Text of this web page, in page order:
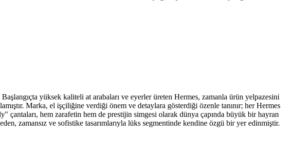
yüksek kaliteli at arabaları ve eyerler üreten Hermes, zamanla ürün yelpazesini
Marka, el işçiliğine verdiği önem ve detaylara gösterdiği özenle tanınır; her Hermes
hem zarafetin hem de prestijin simgesi olarak dünya çapında büyük bir hayran
zamansız ve sofistike tasarımlarıyla lüks segmentinde kendine özgü bir yer edinmiştir.